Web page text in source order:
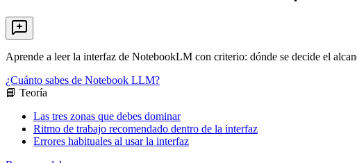
Aprende a leer la interfaz de NotebookLM con criterio: dónde se decide el
¿Cuánto sabes de Notebook LLM?
📘 Teoría
Las tres zonas que debes dominar
Ritmo de trabajo recomendado dentro de la interfaz
Errores habituales al usar la interfaz